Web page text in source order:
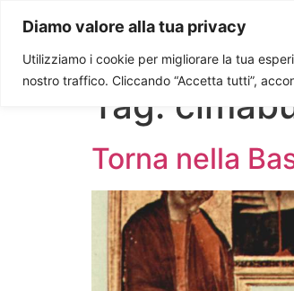
Diamo valore alla tua privacy
Utilizziamo i cookie per migliorare la tua
nostro traffico. Cliccando “Accetta tutti”,
Paolo Ondarza
Tag:
Torna nella